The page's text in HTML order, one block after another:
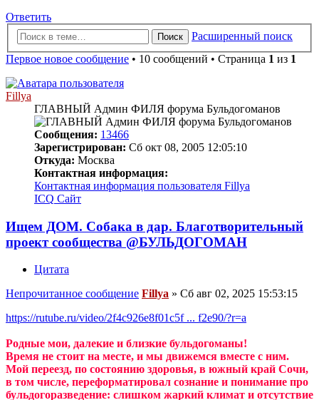
Ответить
Поиск
Расширенный поиск
Первое новое сообщение • 10 сообщений • Страница 1 из 1
Fillya
ГЛАВНЫЙ Админ ФИЛЯ форума Бульдогоманов
Сообщения: 13466
Зарегистрирован: Сб окт 08, 2005 12:05:10
Откуда: Москва
Контактная информация:
Контактная информация пользователя Fillya
ICQ Сайт
Ищем ДОМ. Собака в дар. Благотворительный
проект сообщества @БУЛЬДОГОМАН
Цитата
Непрочитанное сообщение Fillya » Сб авг 02, 2025 15:53:15
https://rutube.ru/video/2f4c926e8f01c5f ... f2e90/?r=a
Родные мои, далекие и близкие бульдогоманы!
Время не стоит на месте, и мы движемся вместе с ним.
Мой переезд, по состоянию здоровья, в южный край Сочи,
в том числе, переформатировал сознание и понимание про
бульдогоразведение: слишком жаркий климат и отсутствие